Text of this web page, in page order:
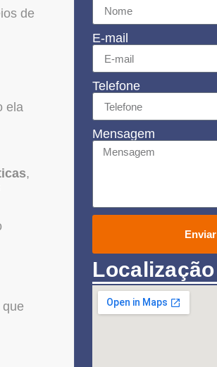
de
ela
,
E-mail
Telefone
Mensagem
Enviar
Localização